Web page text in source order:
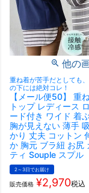
他の
重ね着が苦手だとしても
の下には絶対コレ！
【メール便50】 重
トップ レディース
ード付き ワイド 着
胸が見えない 薄手
かり 丈夫 コットン
か 胸元 ブラ紐 お尻
ティ Souple スプル
2～3日でお届け
販売価格 ¥2,970税込